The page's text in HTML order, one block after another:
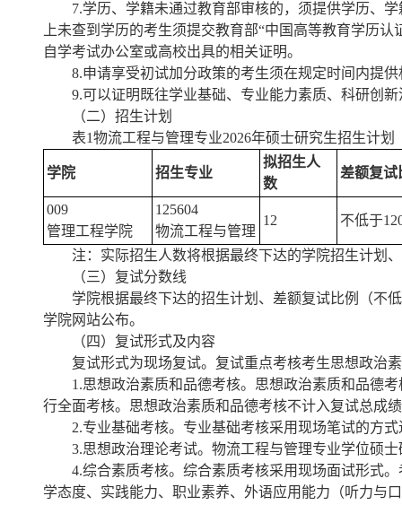
7.学历、学籍未通过教育部审核的，须提供学历、
上未查到学历的考生须提交教育部“中国高等教育学历
自学考试办公室或高校出具的相关证明。
8.申请享受初试加分政策的考生须在规定时间内提
9.可以证明既往学业基础、专业能力素质、科研创
（二）招生计划
表1物流工程与管理专业2026年硕士研究生招生计划
学院 招生专业
拟招生人
数
差额复试
009
管理工程学院
125604
物流工程与管理
12 不低于
注：实际招生人数将根据最终下达的学院招生计划
（三）复试分数线
学院根据最终下达的招生计划、差额复试比例（不
学院网站公布。
（四）复试形式及内容
复试形式为现场复试。复试重点考核考生思想政治
1.思想政治素质和品德考核。思想政治素质和品德
行全面考核。思想政治素质和品德考核不计入复试总成
2.专业基础考核。专业基础考核采用现场笔试的方
3.思想政治理论考试。物流工程与管理专业学位硕
4.综合素质考核。综合素质考核采用现场面试形式
学态度、实践能力、职业素养、外语应用能力（听力与